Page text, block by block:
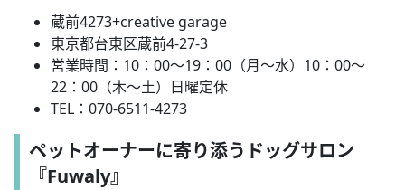
蔵前4273+creative garage
東京都台東区蔵前4-27-3
営業時間：10：00～19：00（月～水）10：00～
22：00（木～土）日曜定休
TEL：070-6511-4273
ペットオーナーに寄り添うドッグサロン
『Fuwaly』